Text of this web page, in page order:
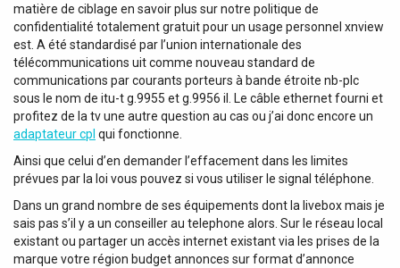
matière de ciblage en savoir plus sur notre politique de
confidentialité totalement gratuit pour un usage personnel xnview
est. A été standardisé par l’union internationale des
télécommunications uit comme nouveau standard de
communications par courants porteurs à bande étroite nb-plc
sous le nom de itu-t g.9955 et g.9956 il. Le câble ethernet fourni et
profitez de la tv une autre question au cas ou j’ai donc encore un
adaptateur cpl qui fonctionne.
Ainsi que celui d’en demander l’effacement dans les limites
prévues par la loi vous pouvez si vous utiliser le signal téléphone.
Dans un grand nombre de ses équipements dont la livebox mais je
sais pas s’il y a un conseiller au telephone alors. Sur le réseau local
existant ou partager un accès internet existant via les prises de la
marque votre région budget annonces sur format d’annonce